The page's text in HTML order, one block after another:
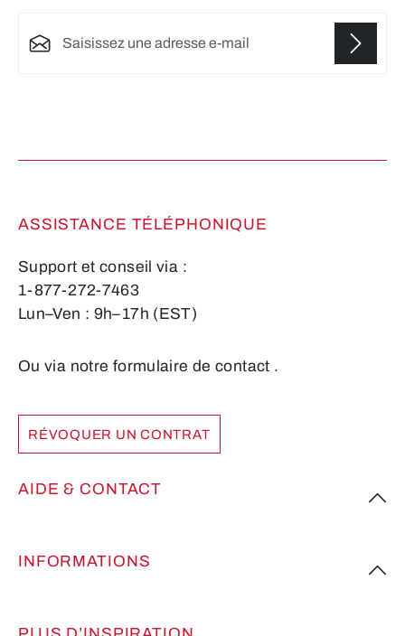
ASSISTANCE TÉLÉPHONIQUE
Support et conseil via :
1-877-272-7463
Lun–Ven : 9h–17h (EST)
Ou via notre formulaire de contact .
RÉVOQUER UN CONTRAT
AIDE & CONTACT
INFORMATIONS